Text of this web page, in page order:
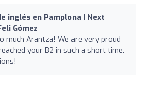
inglés en Pamplona | Next
Gómez
much Arantza! We are very proud
your B2 in such a short time.